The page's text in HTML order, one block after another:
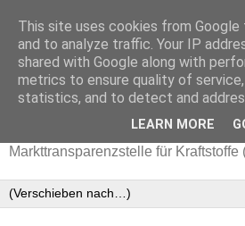
Aktuelle Benzinpreise mit Daten
Markttransparenzstelle für Kraftstoffe
This site uses cookies from
and to analyze traffic. Your IP
shared with Google along with
metrics to ensure quality of
statistics, and to detect and
LEARN MORE